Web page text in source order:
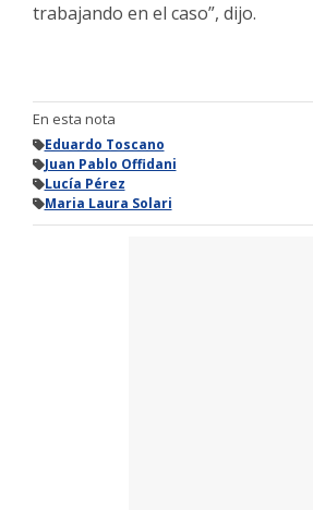
trabajando en el caso”, dijo.
En esta nota
Eduardo Toscano
Juan Pablo Offidani
Lucía Pérez
Maria Laura Solari